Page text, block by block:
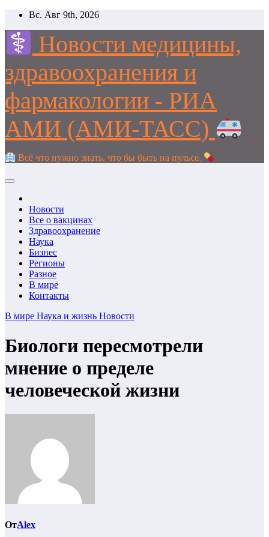
Перейти
содержимому
Вс. Авг 9th, 2026
Новости медицины,
здравоохранения и
фармакологии - РИА
АМИ (АМИ-ТАСС)
Всё что нужно знать, что бы быть на пульсе.
Новости
Все о вакцинах
Здравоохранение
Наука
Бизнес
Регионы
Разное
В мире
Контакты
В мире Наука и жизнь Новости
Биологи пересмотрели
мнение о пределе
человеческой жизни
ОтAlex